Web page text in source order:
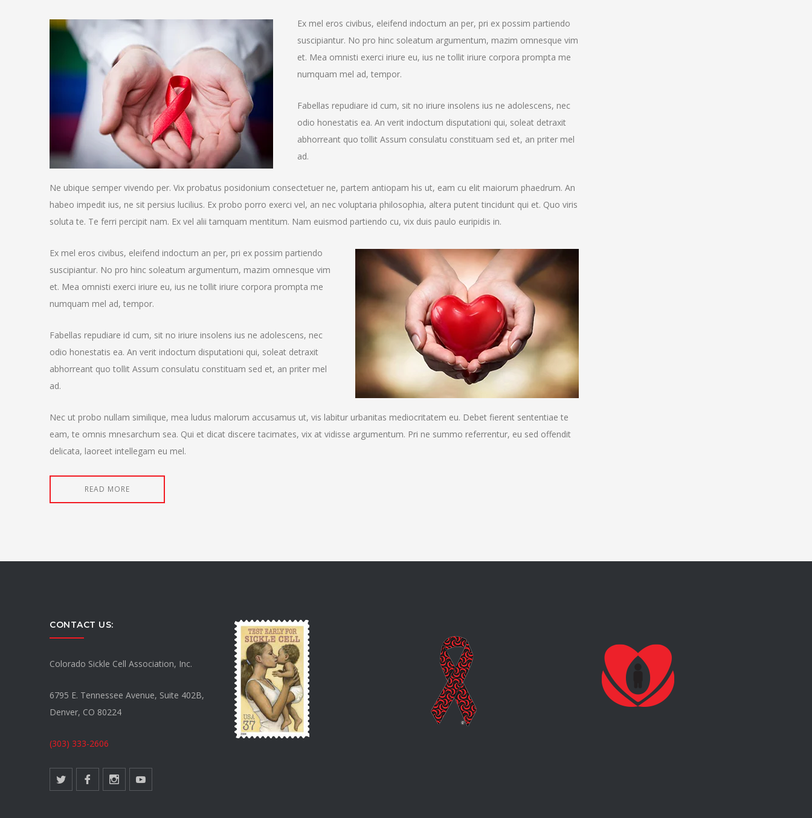
Ex mel eros civibus, eleifend indoctum an per, pri ex possim partiendo
suscipiantur. No pro hinc soleatum argumentum, mazim omnesque vim
et. Mea omnisti exerci iriure eu, ius ne tollit iriure corpora prompta me
numquam mel ad, tempor.
Fabellas repudiare id cum, sit no iriure insolens ius ne adolescens, nec
odio honestatis ea. An verit indoctum disputationi qui, soleat detraxit
abhorreant quo tollit Assum consulatu constituam sed et, an priter mel
ad.
Ne ubique semper vivendo per. Vix probatus posidonium consectetuer ne, partem antiopam his ut, eam cu elit maiorum phaedrum. An
habeo impedit ius, ne sit persius lucilius. Ex probo porro exerci vel, an nec voluptaria philosophia, altera putent tincidunt qui et. Quo viris
soluta te. Te ferri percipit nam. Ex vel alii tamquam mentitum. Nam euismod partiendo cu, vix duis paulo euripidis in.
Ex mel eros civibus, eleifend indoctum an per, pri ex possim partiendo
suscipiantur. No pro hinc soleatum argumentum, mazim omnesque vim
et. Mea omnisti exerci iriure eu, ius ne tollit iriure corpora prompta me
numquam mel ad, tempor.
Fabellas repudiare id cum, sit no iriure insolens ius ne adolescens, nec
odio honestatis ea. An verit indoctum disputationi qui, soleat detraxit
abhorreant quo tollit Assum consulatu constituam sed et, an priter mel
ad.
Nec ut probo nullam similique, mea ludus malorum accusamus ut, vis labitur urbanitas mediocritatem eu. Debet fierent sententiae te
eam, te omnis mnesarchum sea. Qui et dicat discere tacimates, vix at vidisse argumentum. Pri ne summo referrentur, eu sed offendit
delicata, laoreet intellegam eu mel.
READ MORE
CONTACT US:
Colorado Sickle Cell Association, Inc.
6795 E. Tennessee Avenue, Suite 402B,
Denver, CO 80224
(303) 333-2606